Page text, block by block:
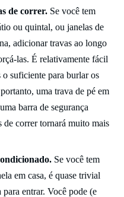
de correr. Se você tem
ou quintal, ou janelas de
adicionar travas ao longo
las. É relativamente fácil
suficiente para burlar os
uma trava de pé em
barra de segurança
de correr tornará muito mais
Se você tem
em casa, é quase trivial
entrar. Você pode (e